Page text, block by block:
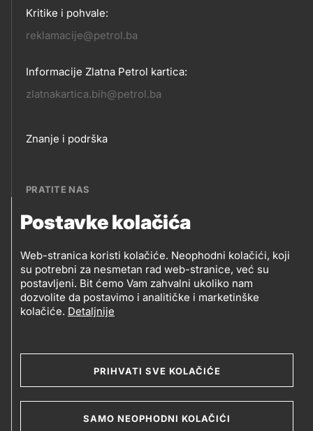
Postavke kolačića
Web-stranica koristi kolačiće. Neophodni kolačići, koji
su potrebni za nesmetan rad web-stranice, već su
postavljeni. Bit ćemo Vam zahvalni ukoliko nam
dozvolite da postavimo i analitičke i marketinške
kolačiće. Detaljnije
PRIHVATI SVE KOLAČIĆE
SAMO NEOPHODNI KOLAČIĆI
Kritike i pohvale:
reklamacije@petrol.ba
Informacije Zlatna Petrol kartica:
zlatnakartica.bih@petrol.ba
Footer
Znanje i podrška
PRATITE NAS
PRATITE
NAS
Petrol BH Oil Company, d.o.o.
Džemala Bijedića 202, 71210 Ilidža, Sarajevo
Social
media
Legal
2019-2026 Petrol BH Oil Company d.o.o. i Petrol d.d.,
Ljubljana
Uslovi upotrebe
Opći uslovi
Kolačići